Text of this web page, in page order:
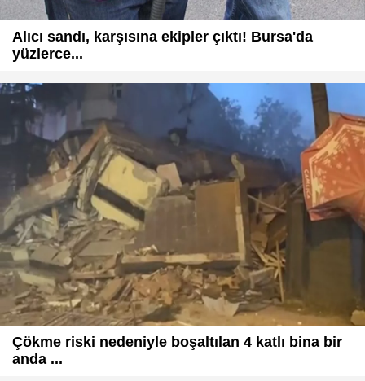
Alıcı sandı, karşısına ekipler çıktı! Bursa'da
yüzlerce...
Çökme riski nedeniyle boşaltılan 4 katlı bina bir
anda ...